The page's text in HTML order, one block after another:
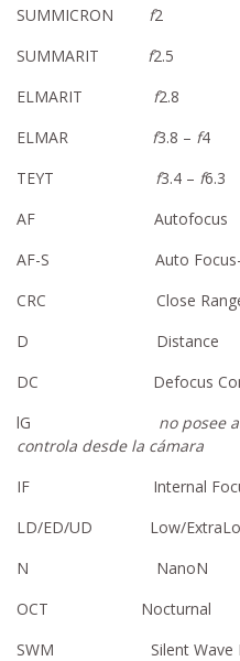
SUMMICRON f2
SUMMARIT f2.5
ELMARIT f2.8
ELMAR f3.8 – f4
TEYT f3.4 – f6.3
AF Autofocus
AF-S Auto Focus-
CRC Close Range
D Distance
DC Defocus
lG no posee
controla desde la cámara
IF Internal
LD/ED/UD Low/
N NanoN
OCT Nocturnal
SWM Silent Wave